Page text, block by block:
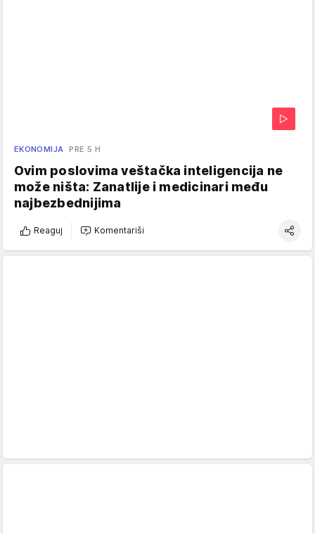
EKONOMIJA PRE 5 H
Ovim poslovima veštačka inteligencija ne
može ništa: Zanatlije i medicinari među
najbezbednijima
Reaguj Komentariši